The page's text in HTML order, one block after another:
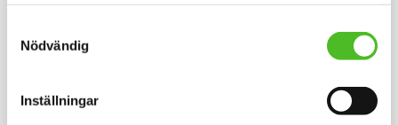
Nödvändig
Inställningar
Mössa i bomull/elastan med
fleecefoder och med ett
INFO
Staffordshire Bullterrier tryckt på
bröstet. Motivstorlek ca 28x7
Lägg